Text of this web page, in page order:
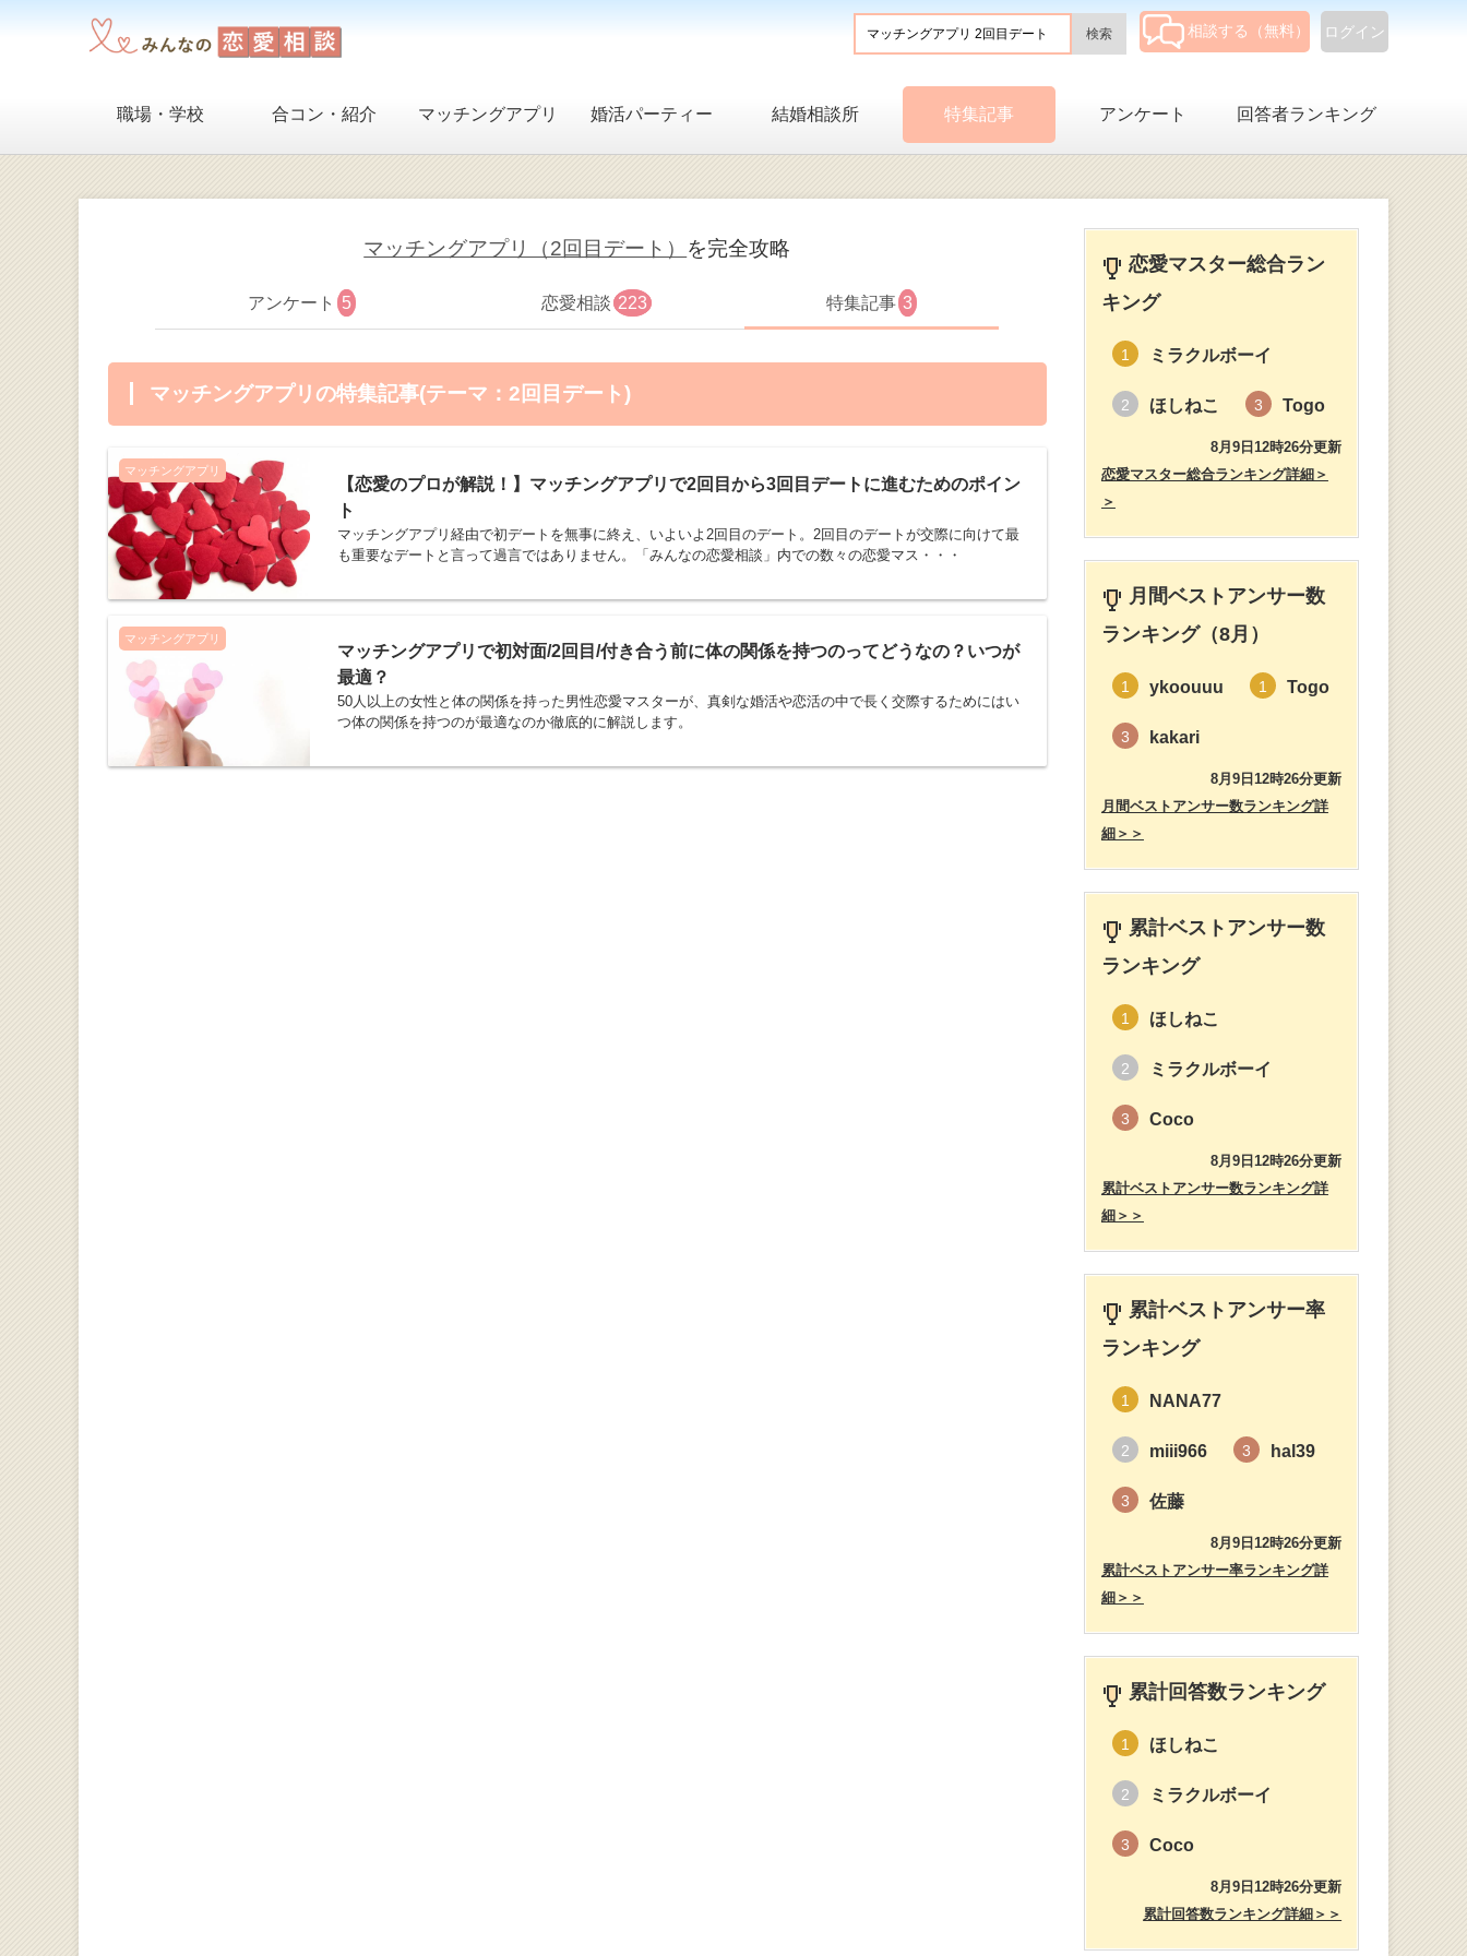
ログイン
相談する（無料）
職場・学校 合コン・紹介 マッチングアプリ 婚活パーティー 結婚相談所 特集記事 アンケート 回答者ランキング
マッチングアプリ（2回目デート） を完全攻略
アンケート 5 恋愛相談 223 特集記事 3
マッチングアプリの特集記事(テーマ：2回目デート)
マッチングアプリ
【恋愛のプロが解説！】マッチングアプリで2回目から3回目デートに進むためのポイン
ト
マッチングアプリ経由で初デートを無事に終え、いよいよ2回目のデート。2回目のデートが交際に向けて最
も重要なデートと言って過言ではありません。「みんなの恋愛相談」内での数々の恋愛マス・・・
マッチングアプリ
マッチングアプリで初対面/2回目/付き合う前に体の関係を持つのってどうなの？いつが
最適？
50人以上の女性と体の関係を持った男性恋愛マスターが、真剣な婚活や恋活の中で長く交際するためにはい
つ体の関係を持つのが最適なのか徹底的に解説します。
恋愛マスター総合ラン
キング
1 ミラクルボーイ
2 ほしねこ 3 Togo
8月9日12時26分更新
恋愛マスター総合ランキング詳細＞
＞
月間ベストアンサー数
ランキング（8月）
1 ykoouuu 1 Togo
3 kakari
8月9日12時26分更新
月間ベストアンサー数ランキング詳
細＞＞
累計ベストアンサー数
ランキング
1 ほしねこ
2 ミラクルボーイ
3 Coco
8月9日12時26分更新
累計ベストアンサー数ランキング詳
細＞＞
累計ベストアンサー率
ランキング
1 NANA77
2 miii966 3 hal39
3 佐藤
8月9日12時26分更新
累計ベストアンサー率ランキング詳
細＞＞
累計回答数ランキング
1 ほしねこ
2 ミラクルボーイ
3 Coco
8月9日12時26分更新
累計回答数ランキング詳細＞＞